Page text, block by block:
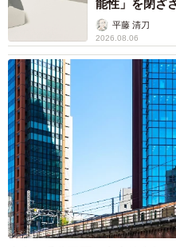
能性」を閉ざ
平藤 清刀
2026.08.06